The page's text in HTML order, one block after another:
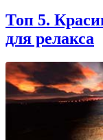
Топ 5.
для релакса